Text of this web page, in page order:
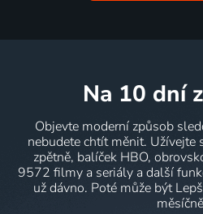
na 10 dní
Objevte moderní způsob
nebudete chtít měnit.
zpětně, balíček HBO,
9572 filmy a seriály a další
už dávno. Poté může být